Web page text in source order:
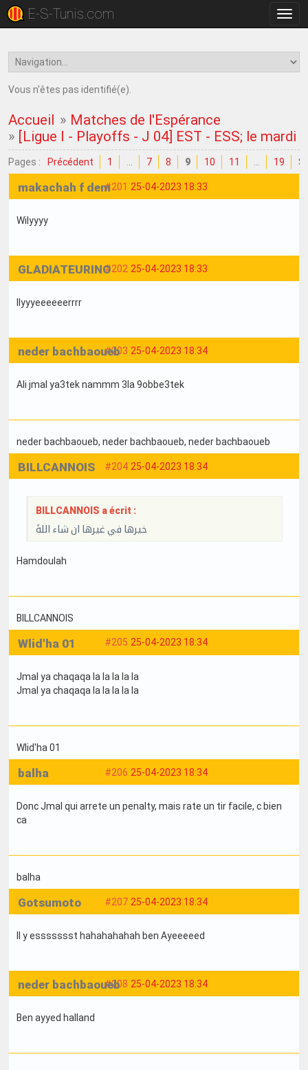
la
E-S-Tunis.com
Vous n'êtes pas identifié(e).
Accueil » Matches de l'Espérance
» [Ligue I - Playoffs - J 04] EST - ESS; le mardi
Pages : Précédent 1 7 8 9 10 11 19
#201 25-04-2023 18:33
makachah f dem
Wilyyyy
#202 25-04-2023 18:33
GLADIATEURINO
Ilyyyeeeeeerrrr
#203 25-04-2023 18:34
neder bachbaoueb
Ali jmal ya3tek nammm 3la 9obbe3tek
neder bachbaoueb, neder bachbaoueb, neder bachbaoueb
#204 25-04-2023 18:34
BILLCANNOIS
BILLCANNOIS a écrit :
خيرها في غيرها ان شاء اللهً
Hamdoulah
BILLCANNOIS
#205 25-04-2023 18:34
Wlid'ha 01
Jmal ya chaqaqa la la la la la
Jmal ya chaqaqa la la la la la
Wlid'ha 01
#206 25-04-2023 18:34
balha
Donc Jmal qui arrete un penalty, mais rate un tir facile, c bien
ca
balha
#207 25-04-2023 18:34
Gotsumoto
Il y essssssst hahahahahah ben Ayeeeeed
#208 25-04-2023 18:34
neder bachbaoueb
Ben ayyed halland